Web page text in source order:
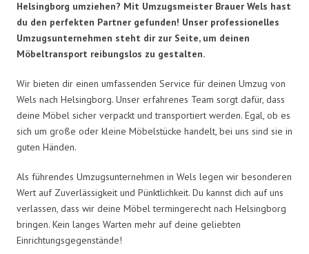
Helsingborg umziehen? Mit Umzugsmeister Brauer Wels hast
du den perfekten Partner gefunden! Unser professionelles
Umzugsunternehmen steht dir zur Seite, um deinen
Möbeltransport reibungslos zu gestalten.
Wir bieten dir einen umfassenden Service für deinen Umzug von
Wels nach Helsingborg. Unser erfahrenes Team sorgt dafür, dass
deine Möbel sicher verpackt und transportiert werden. Egal, ob es
sich um große oder kleine Möbelstücke handelt, bei uns sind sie in
guten Händen.
Als führendes Umzugsunternehmen in Wels legen wir besonderen
Wert auf Zuverlässigkeit und Pünktlichkeit. Du kannst dich auf uns
verlassen, dass wir deine Möbel termingerecht nach Helsingborg
bringen. Kein langes Warten mehr auf deine geliebten
Einrichtungsgegenstände!